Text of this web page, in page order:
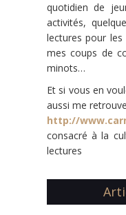
quotidien de
activités,
lectures pour
mes coups de
minots…
Et si vous en
aussi me
http://
consacré à la
lectures